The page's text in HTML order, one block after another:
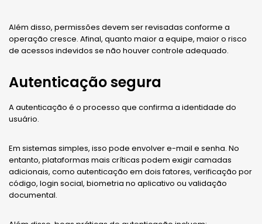
Além disso, permissões devem ser revisadas conforme a
operação cresce. Afinal, quanto maior a equipe, maior o risco
de acessos indevidos se não houver controle adequado.
Autenticação segura
A autenticação é o processo que confirma a identidade do
usuário.
Em sistemas simples, isso pode envolver e-mail e senha. No
entanto, plataformas mais críticas podem exigir camadas
adicionais, como autenticação em dois fatores, verificação por
código, login social, biometria no aplicativo ou validação
documental.